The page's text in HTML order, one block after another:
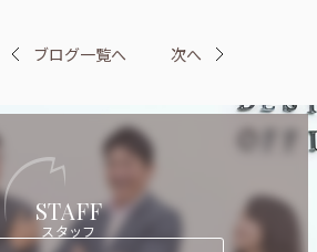
ブログ一覧へ 次へ
STAFF
スタッフ